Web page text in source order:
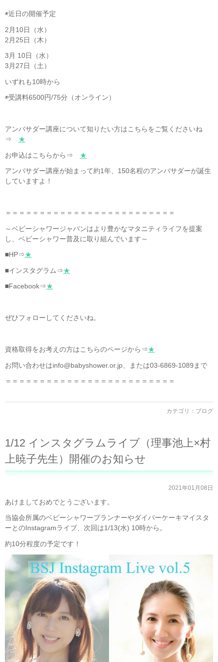
◉近日の開催予定
2月10日（水）
2月25日（木）
3月 10日（水）
3月27日（土）
いずれも10時から
◉受講料6500円/75分（オンライン）
アンバサダー講座について知りたい方はこちらをご覧くださいね
⇒ ★
お申込はこちらから⇒ ★
アンバサダー講座が始まって約1年、150名程のアンバサダーが誕生
していますよ！
＝＝＝＝＝＝＝＝＝＝＝＝＝＝＝＝＝＝＝＝＝＝＝＝＝
～ベビーシャワージャパンはより豊かなマタニティライフを提案
し、ベビーシャワー普及に取り組んでいます～
■HP⇒★
■インスタグラム⇒★
■Facebook⇒★
ぜひフォローしてくださいね。
資格取得をお考えの方はこちらのページから⇒★
お問い合わせはinfo@babyshower.or.jp、または03-6869-1089まで
＝＝＝＝＝＝＝＝＝＝＝＝＝＝＝＝＝＝＝＝＝＝＝＝＝
カテゴリ： ブログ
1/12 インスタグラムライブ（理事池上×村
上暁子先生）開催のお知らせ
2021年01月08日
あけましておめでとうございます。
当協会所属のベビーシャワープランナーやダイパーケーキマイスタ
ーとのInstagramライブ、次回は1/13(水) 10時から。
約10分程度の予定です！